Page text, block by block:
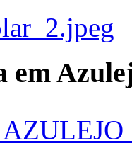
em